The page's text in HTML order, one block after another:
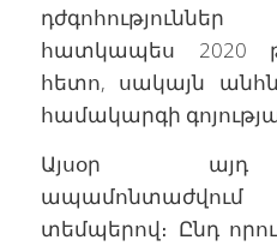
հատկապես 2020
հետո, սակայն
համակարգի
Այսօր այդ
տեմպերով։ Ընդ